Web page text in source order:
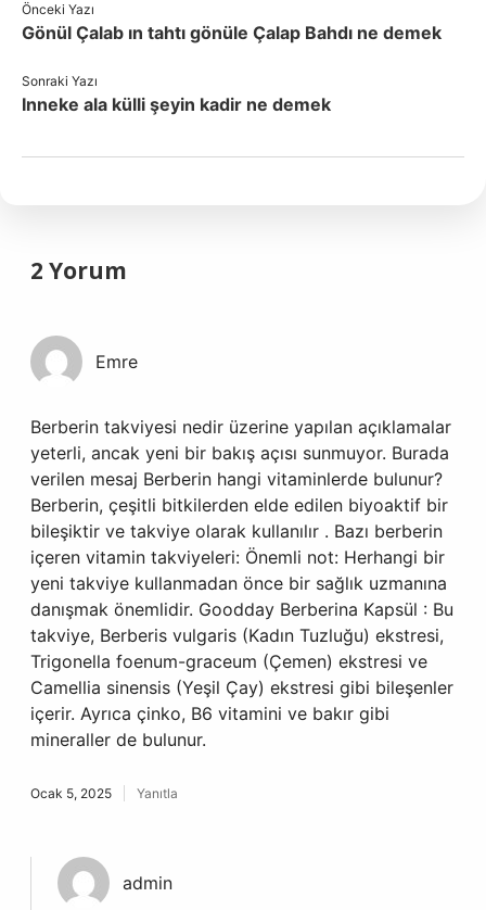
Önceki Yazı
Gönül Çalab ın tahtı gönüle Çalap Bahdı ne demek
Sonraki Yazı
Inneke ala külli şeyin kadir ne demek
2 Yorum
Emre
Berberin takviyesi nedir üzerine yapılan açıklamalar
yeterli, ancak yeni bir bakış açısı sunmuyor. Burada
verilen mesaj Berberin hangi vitaminlerde bulunur?
Berberin, çeşitli bitkilerden elde edilen biyoaktif bir
bileşiktir ve takviye olarak kullanılır . Bazı berberin
içeren vitamin takviyeleri: Önemli not: Herhangi bir
yeni takviye kullanmadan önce bir sağlık uzmanına
danışmak önemlidir. Goodday Berberina Kapsül : Bu
takviye, Berberis vulgaris (Kadın Tuzluğu) ekstresi,
Trigonella foenum-graceum (Çemen) ekstresi ve
Camellia sinensis (Yeşil Çay) ekstresi gibi bileşenler
içerir. Ayrıca çinko, B6 vitamini ve bakır gibi
mineraller de bulunur.
Ocak 5, 2025 Yanıtla
admin